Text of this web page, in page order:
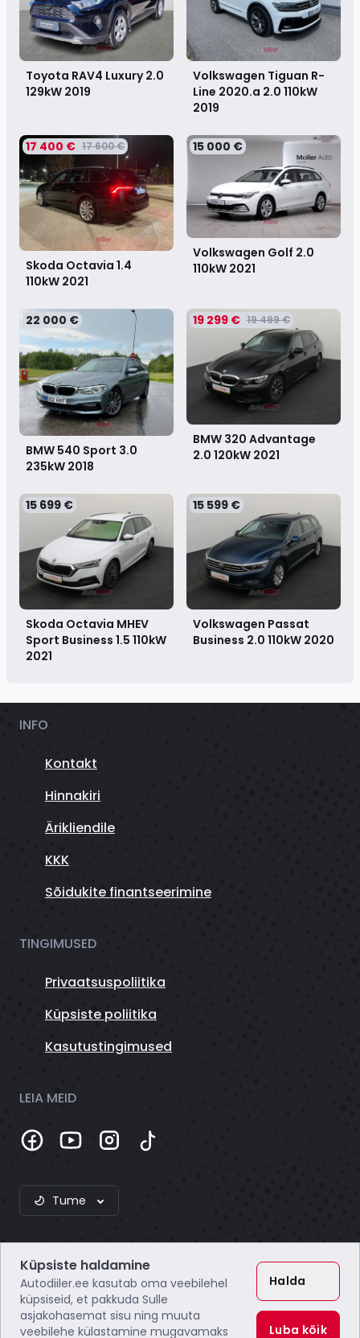
Toyota RAV4 Luxury 2.0
129kW 2019
Volkswagen Tiguan R-
Line 2020.a 2.0 110kW
2019
17 400 € 17 600 €
Skoda Octavia 1.4
110kW 2021
15 000 €
Volkswagen Golf 2.0
110kW 2021
22 000 €
BMW 540 Sport 3.0
235kW 2018
19 299 € 19 499 €
BMW 320 Advantage
2.0 120kW 2021
15 699 €
Skoda Octavia MHEV
Sport Business 1.5 110kW
2021
15 599 €
Volkswagen Passat
Business 2.0 110kW 2020
INFO
Kontakt
Hinnakiri
Ärikliendile
KKK
Sõidukite finantseerimine
TINGIMUSED
Privaatsuspoliitika
Küpsiste poliitika
Kasutustingimused
LEIA MEID
Tume
Webzero OÜ
Registrikood: 16804172
Küpsiste haldamine
Autodiiler.ee kasutab oma veebilehel
küpsiseid, et pakkuda Sulle
asjakohasemat sisu ning muuta
veebilehe külastamine mugavamaks
Halda
Luba kõik